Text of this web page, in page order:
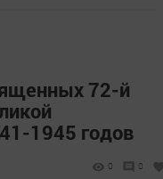
72-й
1945 годов
0 0